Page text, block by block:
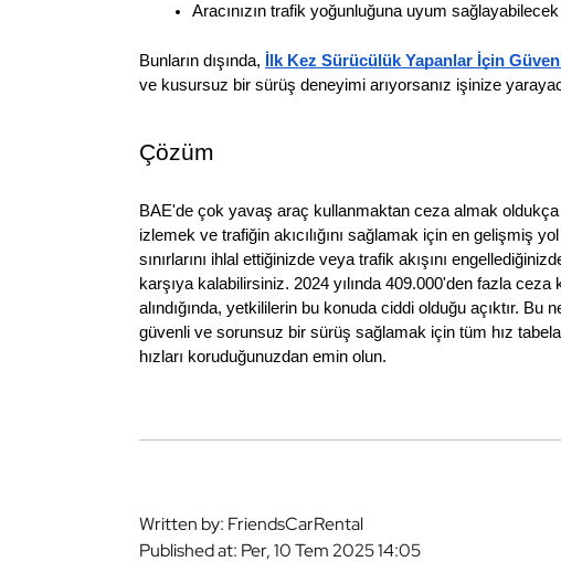
Aracınızın trafik yoğunluğuna uyum
Bunların dışında, İlk Kez Sürücülük Yapanlar İçin
ve kusursuz bir sürüş deneyimi arıyorsanız işinize
Çözüm
BAE'de çok yavaş araç kullanmaktan ceza almak
izlemek ve trafiğin akıcılığını sağlamak için en gelişmiş
sınırlarını ihlal ettiğinizde veya trafik akışını
karşıya kalabilirsiniz. 2024 yılında 409.000'den fazla
alındığında, yetkililerin bu konuda ciddi olduğu açıktır.
güvenli ve sorunsuz bir sürüş sağlamak için tüm hız
hızları koruduğunuzdan emin olun.
Written by: FriendsCarRental
Published at: Per, 10 Tem 2025 14:05